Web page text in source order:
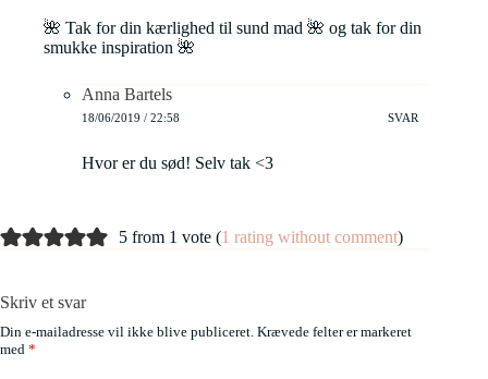
🌺 Tak for din kærlighed til sund mad 🌺 og tak for din
smukke inspiration 🌺
Anna Bartels
18/06/2019 / 22:58 SVAR
Hvor er du sød! Selv tak <3
5 from 1 vote (1 rating without comment)
Skriv et svar
Din e-mailadresse vil ikke blive publiceret. Krævede felter er markeret
med *